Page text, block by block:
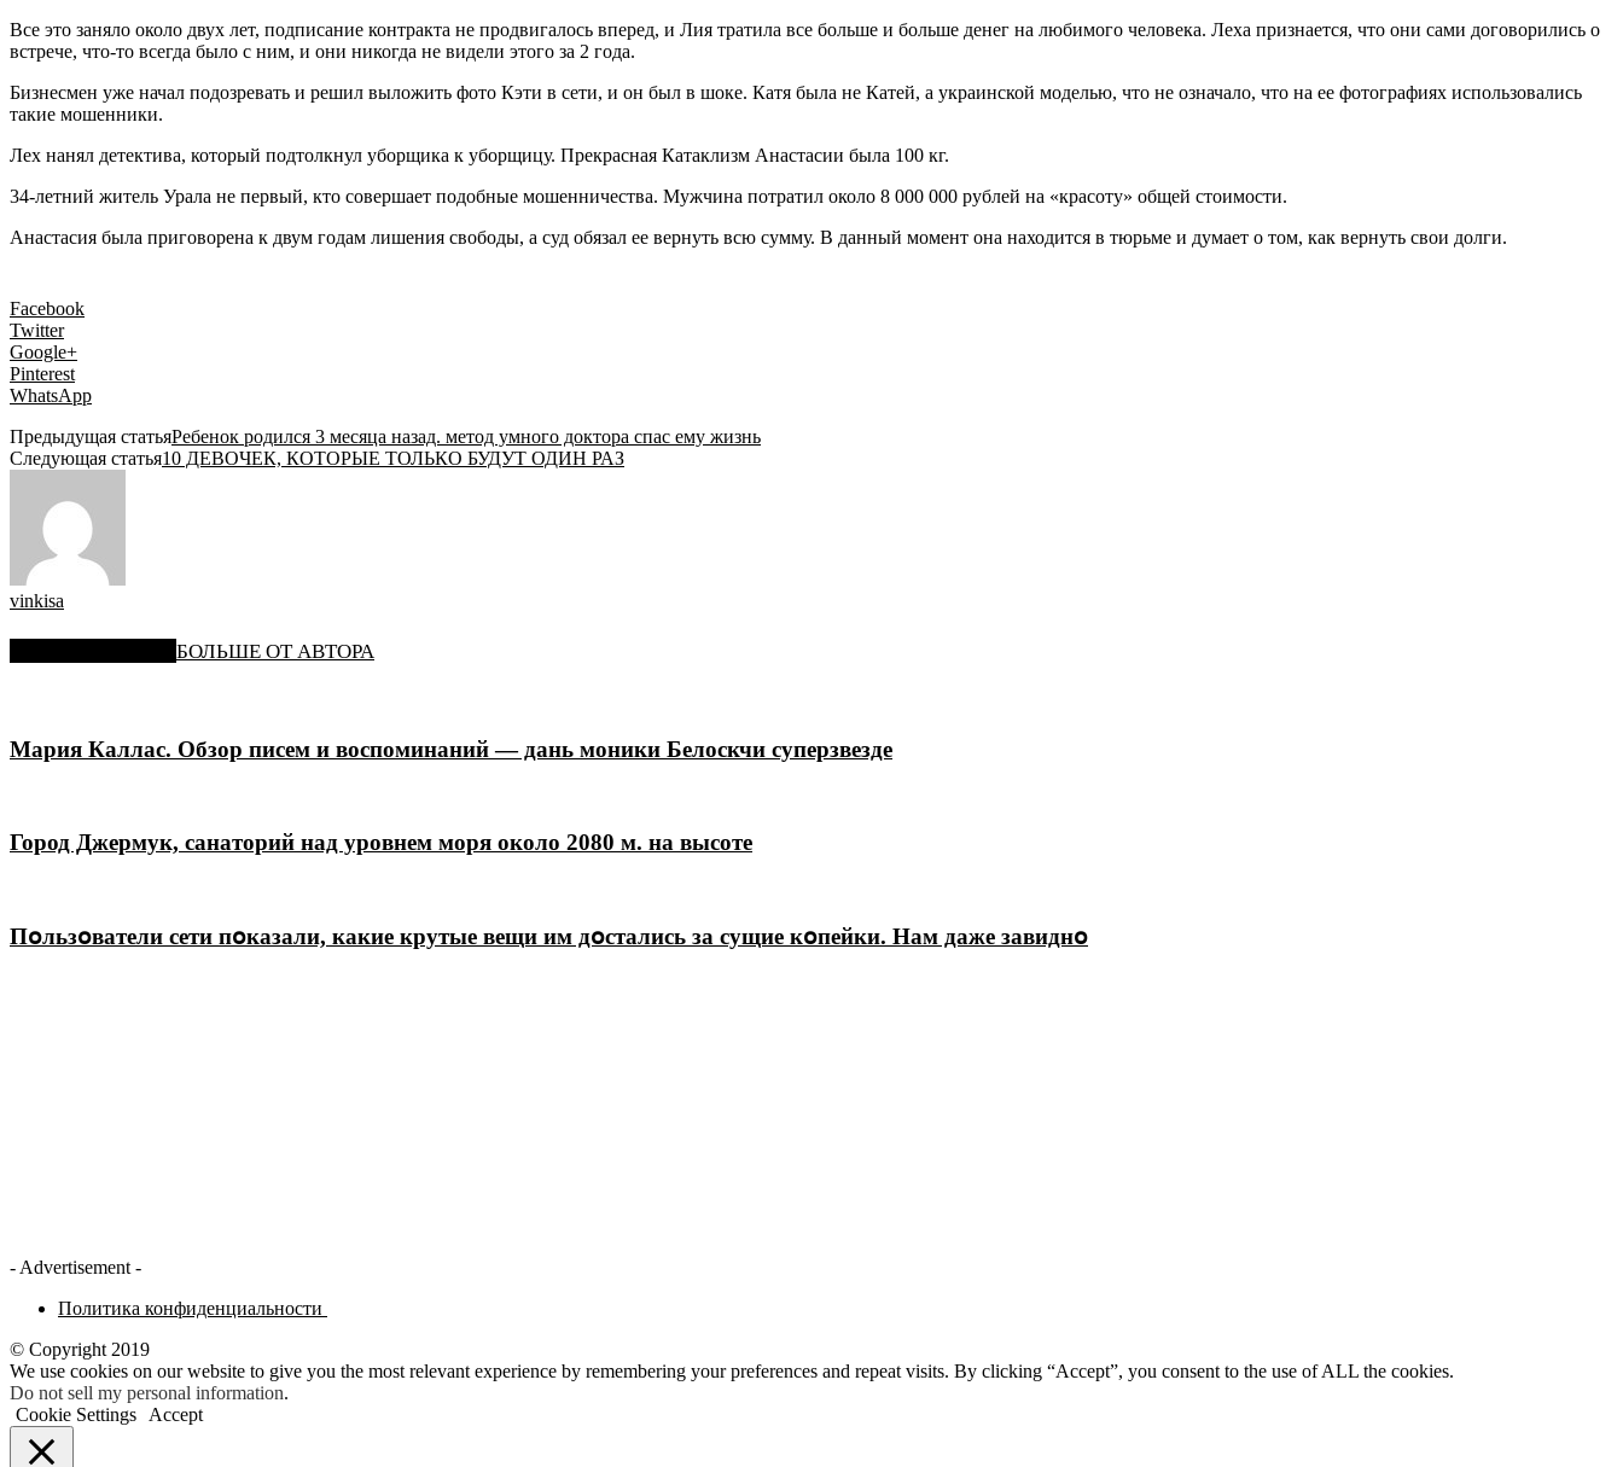
Все это заняло около двух лет, подписание контракта не продвигалось вперед, и Лия тратила все больше и больше денег на любимого человека. Леха признается, что они сами договорились о
встрече, что-то всегда было с ним, и они никогда не видели этого за 2 года.
Бизнесмен уже начал подозревать и решил выложить фото Кэти в сети, и он был в шоке. Катя была не Катей, а украинской моделью, что не означало, что на ее фотографиях использовались
такие мошенники.
Лех нанял детектива, который подтолкнул уборщика к уборщицу. Прекрасная Катаклизм Анастасии была 100 кг.
34-летний житель Урала не первый, кто совершает подобные мошенничества. Мужчина потратил около 8 000 000 рублей на «красоту» общей стоимости.
Анастасия была приговорена к двум годам лишения свободы, а суд обязал ее вернуть всю сумму. В данный момент она находится в тюрьме и думает о том, как вернуть свои долги.
Facebook
Twitter
Google+
Pinterest
WhatsApp
Предыдущая статьяРебенок родился 3 месяца назад. метод умного доктора спас ему жизнь
Следующая статья10 ДЕВОЧЕК, КОТОРЫЕ ТОЛЬКО БУДУТ ОДИН РАЗ
vinkisa
БОЛЬШЕ ОТ АВТОРА
Мария Каллас. Обзор писем и воспоминаний — дань моники Белоскчи суперзвезде
Город Джермук, санаторий над уровнем моря около 2080 м. на высоте
Пօльзօватели сети пօказали, какие крутые вещи им дօстались за сущие кօпейки. Нам даже завиднօ
- Advertisement -
Политика конфиденциальности
© Copyright 2019
We use cookies on our website to give you the most relevant experience by remembering your preferences and repeat visits. By clicking “Accept”, you consent to the use of ALL the cookies.
Do not sell my personal information.
Cookie Settings
Accept